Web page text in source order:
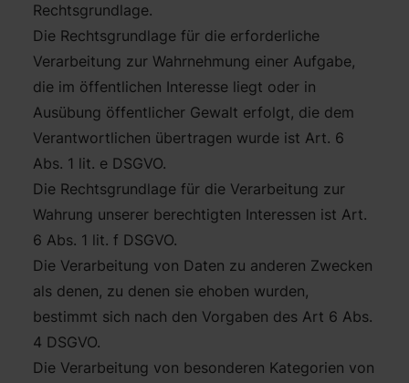
Rechtsgrundlage.
Die Rechtsgrundlage für die erforderliche
Verarbeitung zur Wahrnehmung einer Aufgabe,
die im öffentlichen Interesse liegt oder in
Ausübung öffentlicher Gewalt erfolgt, die dem
Verantwortlichen übertragen wurde ist Art. 6
Abs. 1 lit. e DSGVO.
Die Rechtsgrundlage für die Verarbeitung zur
Wahrung unserer berechtigten Interessen ist Art.
6 Abs. 1 lit. f DSGVO.
Die Verarbeitung von Daten zu anderen Zwecken
als denen, zu denen sie ehoben wurden,
bestimmt sich nach den Vorgaben des Art 6 Abs.
4 DSGVO.
Die Verarbeitung von besonderen Kategorien von